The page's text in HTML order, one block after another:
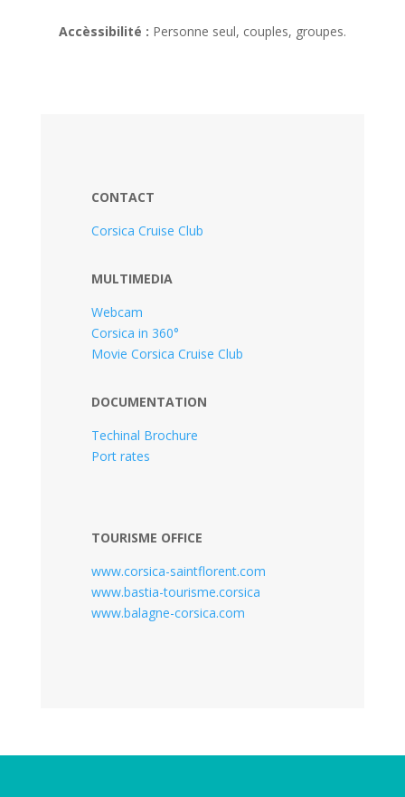
Accèssibilité : Personne seul, couples, groupes.
CONTACT
Corsica Cruise Club
MULTIMEDIA
Webcam
Corsica in 360°
Movie Corsica Cruise Club
DOCUMENTATION
Techinal Brochure
Port rates
TOURISME OFFICE
www.corsica-saintflorent.com
www.bastia-tourisme.corsica
www.balagne-corsica.com